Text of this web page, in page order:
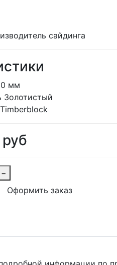
сайдинга
мм
Золотистый
Timberblock
руб
−
Оформить заказ